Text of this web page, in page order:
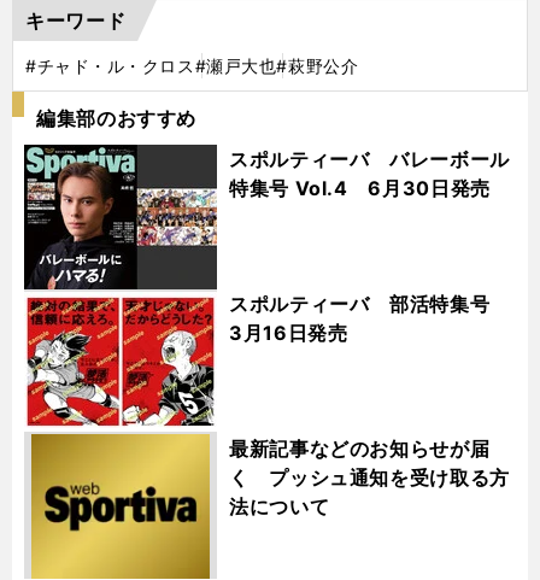
キーワード
#チャド・ル・クロス#瀬戸大也#萩野公介
編集部のおすすめ
スポルティーバ バレーボール
特集号 Vol.4 6月30日発売
スポルティーバ 部活特集号
3月16日発売
最新記事などのお知らせが届
く プッシュ通知を受け取る方
法について